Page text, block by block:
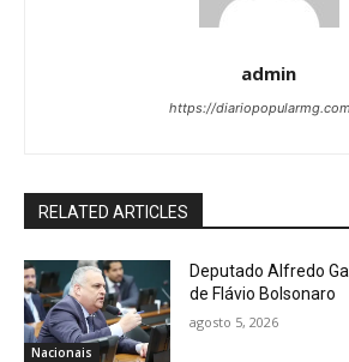
admin
https://
RELATED ARTICLES
Nacionais
Deputado Alfredo
de Flávio Bolsonaro
agosto 5, 2026